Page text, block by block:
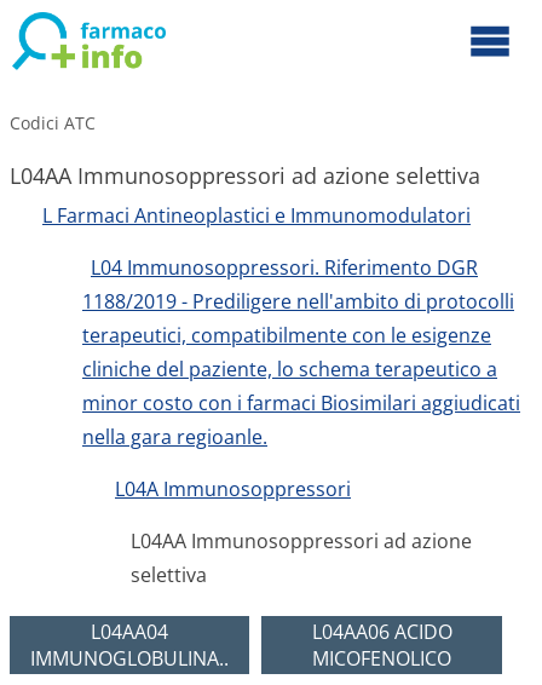
Codici ATC
L04AA Immunosoppressori ad azione selettiva
L Farmaci Antineoplastici e Immunomodulatori
L04 Immunosoppressori. Riferimento DGR
1188/2019 - Prediligere nell'ambito di protocolli
terapeutici, compatibilmente con le esigenze
cliniche del paziente, lo schema terapeutico a
minor costo con i farmaci Biosimilari aggiudicati
nella gara regioanle.
L04A Immunosoppressori
L04AA Immunosoppressori ad azione
selettiva
L04AA04
IMMUNOGLOBULINA..
L04AA06 ACIDO
MICOFENOLICO